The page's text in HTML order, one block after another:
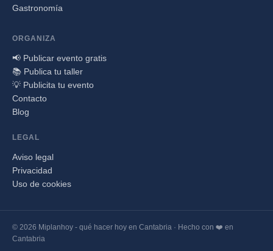
Gastronomía
ORGANIZA
📢 Publicar evento gratis
📚 Publica tu taller
💡 Publicita tu evento
Contacto
Blog
LEGAL
Aviso legal
Privacidad
Uso de cookies
© 2026 Miplanhoy - qué hacer hoy en Cantabria · Hecho con ❤️ en
Cantabria